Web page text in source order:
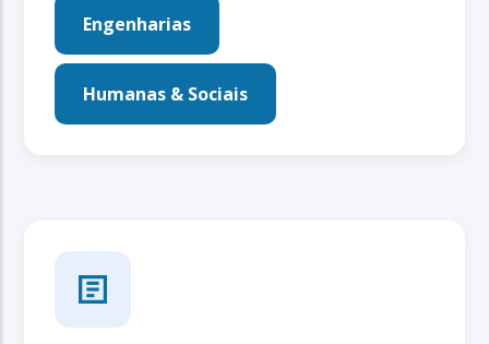
Engenharias
Humanas & Sociais